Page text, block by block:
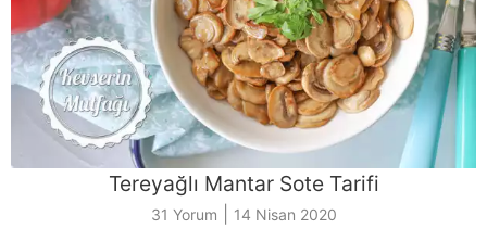
Tereyağlı Mantar Sote Tarifi
31 Yorum 14 Nisan 2020